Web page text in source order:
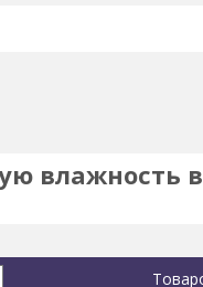
влажность в